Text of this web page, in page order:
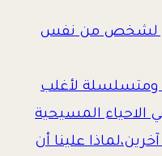
لشخص من نفس
ومتسلسلة لأغلب
المسيحية
علينا أن